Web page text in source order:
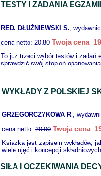
TESTY I ZADANIA
RED. DŁUŻNIEWSKI S.,
cena netto: 20.80 Twoja cena
To już trzeci wybór testów i zadań
sprawdzić swój stopień
WYKŁADY Z POLSKIEJ
GRZEGORCZYKOWA R.,
cena netto: 20.00 Twoja cena
Książka jest zapisem wykładów,
wiele ujęć i koncepcji
SIŁA I OCZEKIWANIA